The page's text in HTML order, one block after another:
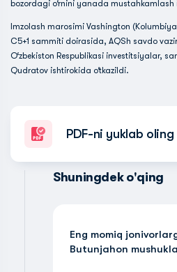
bozordagi o‘rnini yanada mustahkamlash
Imzolash marosimi Vashington
C5+1 sammiti doirasida, AQSh savdo
O‘zbekiston Respublikasi investitsiyalar,
Qudratov ishtirokida o‘tkazildi.
PDF-ni yuklab oling
Shuningdek o'qing
Eng momiq
Butunjahon